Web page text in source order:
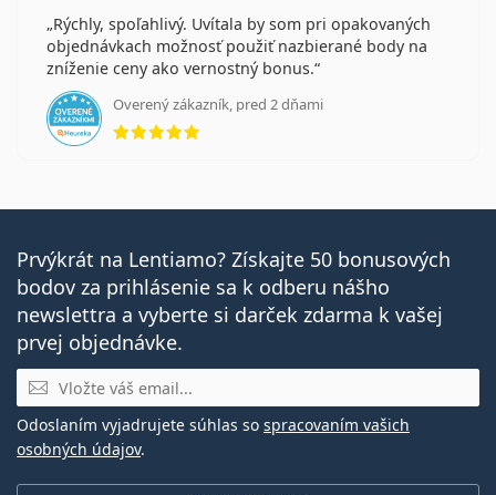
Rýchly, spoľahlivý. Uvítala by som pri opakovaných
objednávkach možnosť použiť nazbierané body na
zníženie ceny ako vernostný bonus.
Overený zákazník, pred 2 dňami
hodnotenie 5 z 5
Prvýkrát na Lentiamo? Získajte 50 bonusových
bodov za prihlásenie sa k odberu nášho
newslettra a vyberte si darček zdarma k vašej
prvej objednávke.
E-mail
Odoslaním vyjadrujete súhlas so spracovaním vašich
osobných údajov.